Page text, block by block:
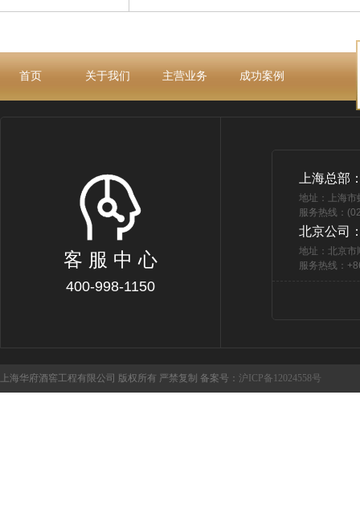
首页 关于我们 主营业务 成功案例
客 服 中 心
400-998-1150
上海总部
地址：上海
服务热线：
北京公司
地址：北京市
服务热线：
上海华府酒窖工程有限公司 版权所有 严禁复制 备案号： 沪ICP备12024558号